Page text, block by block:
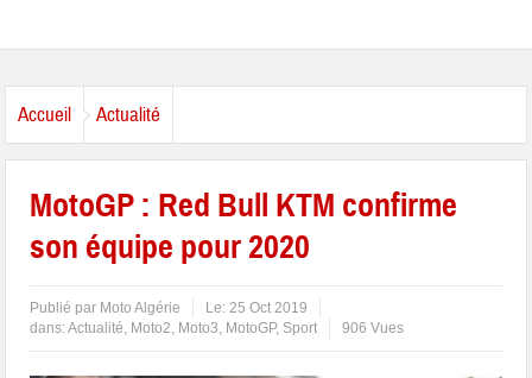
Accueil Actualité
MotoGP : Red Bull KTM confirme
son équipe pour 2020
Publié par Moto Algérie Le:25 Oct 2019
dans:Actualité, Moto2, Moto3, MotoGP, Sport 906 Vues